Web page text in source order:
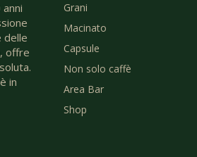
delle
offre
in
Grani
Macinato
Capsule
Non solo caffè
Area Bar
Shop